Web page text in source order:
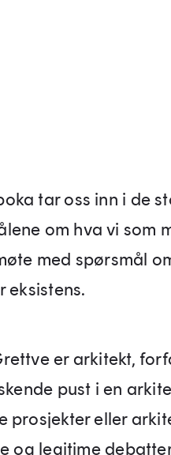
tar oss inn i de
om hva vi som
med spørsmål
eksistens.
er arkitekt,
pust i en
prosjekter eller
og legitime